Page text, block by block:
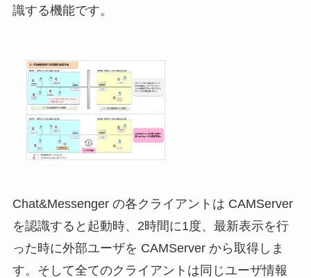
識する機能です。
Chat&Messenger の各クライアントは CAMServer
を認識すると起動時、2時間に1度、最新表示を行
った時に外部ユーザを CAMServer から取得しま
す。そして全てのクライアントは同じユーザ情報